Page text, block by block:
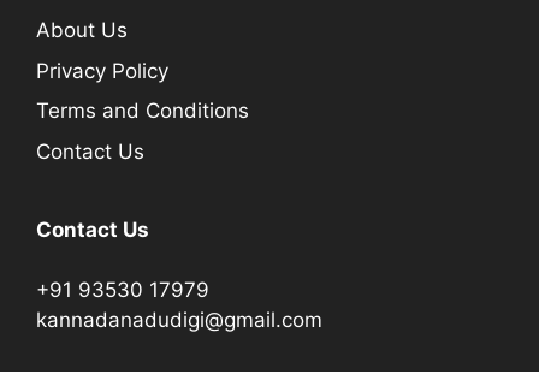
About Us
Privacy Policy
Terms and Conditions
Contact Us
Contact Us
+91 93530 17979
kannadanadudigi@gmail.com